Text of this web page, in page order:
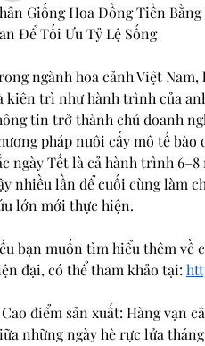
Giống Hoa Đồng Tiền
Để Tối Ưu Tỷ Lệ Sống
ngành hoa cảnh Việt
kiên trì như hành trình của
tin trở thành chủ doanh
pháp nuôi cấy mô tế
ngày Tết là cả hành trình
nhiều lần để cuối cùng làm
lớn mới thực hiện.
bạn muốn tìm hiểu thêm về
đại, có thể tham khảo tại:
Cao điểm sản xuất: Hàng vạn
những ngày hè rực lửa